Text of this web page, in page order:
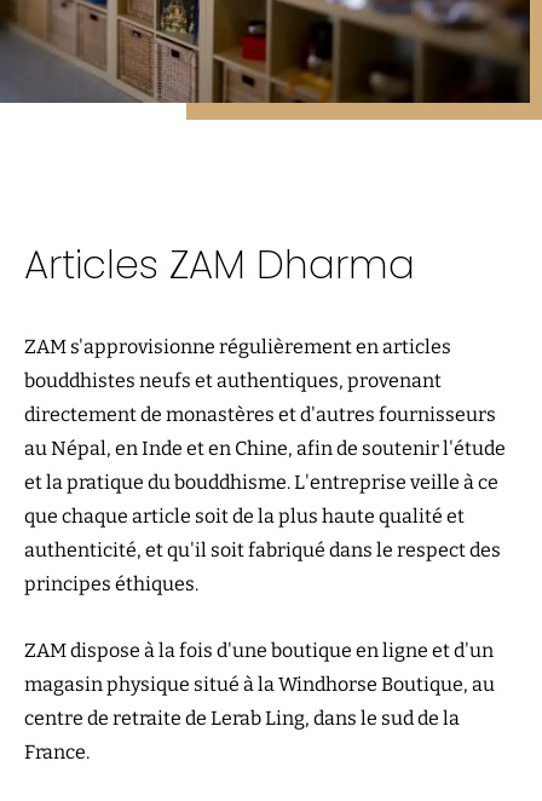
Articles ZAM Dharma
ZAM s'approvisionne régulièrement en articles
bouddhistes neufs et authentiques, provenant
directement de monastères et d'autres fournisseurs
au Népal, en Inde et en Chine, afin de soutenir l'étude
et la pratique du bouddhisme. L'entreprise veille à ce
que chaque article soit de la plus haute qualité et
authenticité, et qu'il soit fabriqué dans le respect des
principes éthiques.
ZAM dispose à la fois d'une boutique en ligne et d'un
magasin physique situé à la Windhorse Boutique, au
centre de retraite de Lerab Ling, dans le sud de la
France.